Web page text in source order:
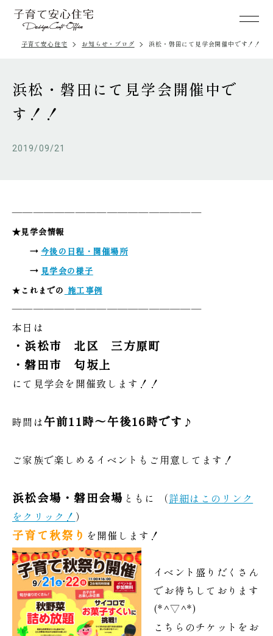
子育て安心住宅 お知らせ・ブログ 浜松・磐田にて見学会開催中です！！
浜松・磐田にて見学会開催中で
す！！
2019/09/21
——————————————————
★見学会情報
→今後の日程・開催場所
→ 見学会の様子
★ これまでの 施工事例
——————————————————
本日は
・浜松市 北区 三方原町
・磐田市 匂坂上
にて見学会を開催致します！！
時間は午前11時～午後16時です ♪
ご家族で楽しめるイベントもご用意してます！
浜松会場・磐田会場 ともに （詳細はこのリンク
をクリック！ ）
子育て秋祭り を開催します！
イベント盛りだくさん
でお待ちしております
(*^▽^*)
こちらのチケットをお